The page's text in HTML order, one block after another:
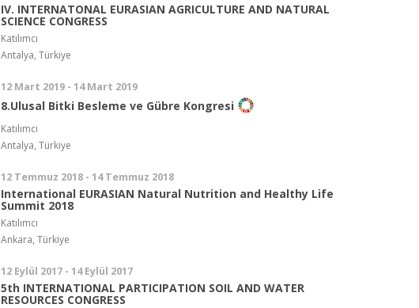
IV. INTERNATONAL EURASIAN AGRICULTURE AND NATURAL
SCIENCE CONGRESS
Katılımcı
Antalya, Türkiye
12 Mart 2019 - 14 Mart 2019
8.Ulusal Bitki Besleme ve Gübre Kongresi
Katılımcı
Antalya, Türkiye
12 Temmuz 2018 - 14 Temmuz 2018
International EURASIAN Natural Nutrition and Healthy Life
Summit 2018
Katılımcı
Ankara, Türkiye
12 Eylül 2017 - 14 Eylül 2017
5th INTERNATIONAL PARTICIPATION SOIL AND WATER
RESOURCES CONGRESS